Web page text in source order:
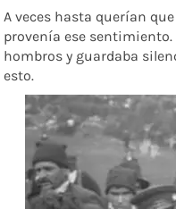
A veces hasta querían
provenía ese
hombros y guardaba
esto.